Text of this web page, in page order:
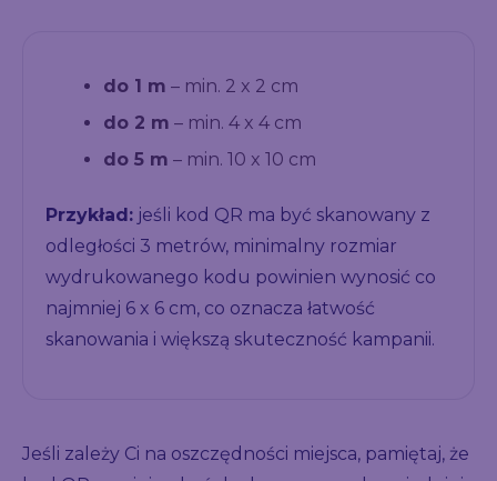
do 1 m – min. 2 x 2 cm
do 2 m – min. 4 x 4 cm
do 5 m – min. 10 x 10 cm
Przykład: jeśli kod QR ma być skanowany z
odległości 3 metrów, minimalny rozmiar
wydrukowanego kodu powinien wynosić co
najmniej 6 x 6 cm, co oznacza łatwość
skanowania i większą skuteczność kampanii.
Jeśli zależy Ci na oszczędności miejsca, pamiętaj, że